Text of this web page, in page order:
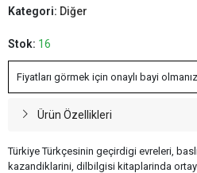
Kategori: Diğer
Stok: 16
Fiyatları görmek için onaylı bayi
Ürün Özellikleri
Türkiye Türkçesinin geçirdigi evreleri,
kazandiklarini, dilbilgisi kitaplarinda